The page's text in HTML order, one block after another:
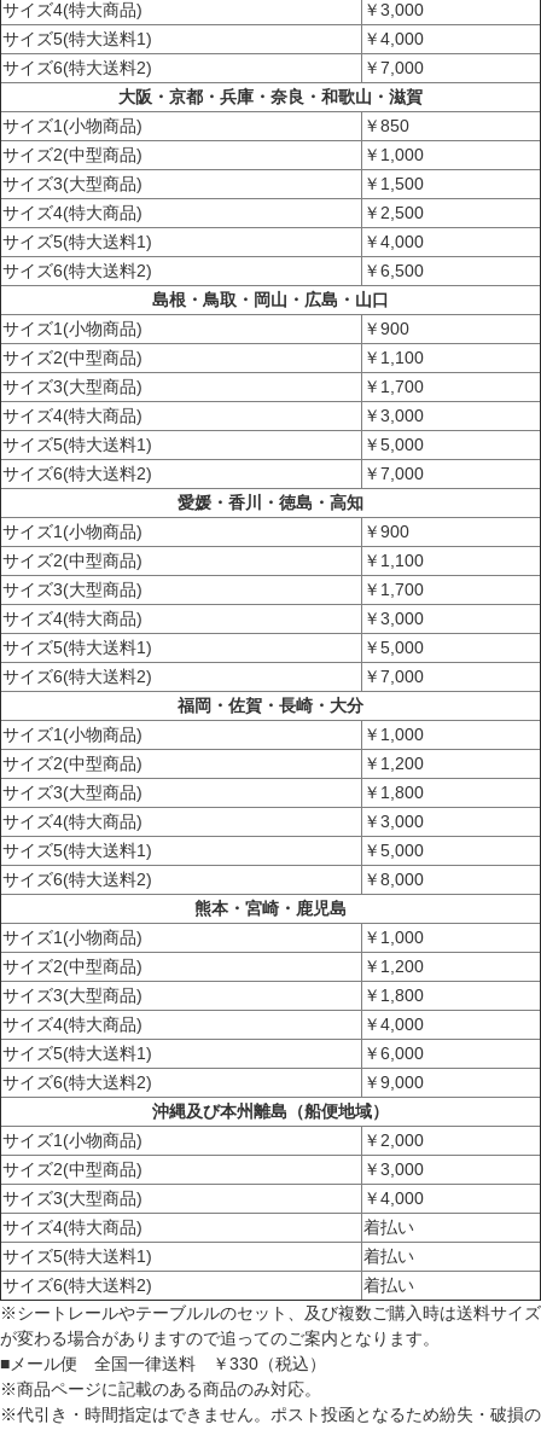
サイズ4(特大商品)
￥3,000
サイズ5(特大送料1)
￥4,000
サイズ6(特大送料2)
￥7,000
大阪・京都・兵庫・奈良・和歌山・滋賀
サイズ1(小物商品)
￥850
サイズ2(中型商品)
￥1,000
サイズ3(大型商品)
￥1,500
サイズ4(特大商品)
￥2,500
サイズ5(特大送料1)
￥4,000
サイズ6(特大送料2)
￥6,500
島根・鳥取・岡山・広島・山口
サイズ1(小物商品)
￥900
サイズ2(中型商品)
￥1,100
サイズ3(大型商品)
￥1,700
サイズ4(特大商品)
￥3,000
サイズ5(特大送料1)
￥5,000
サイズ6(特大送料2)
￥7,000
愛媛・香川・徳島・高知
サイズ1(小物商品)
￥900
サイズ2(中型商品)
￥1,100
サイズ3(大型商品)
￥1,700
サイズ4(特大商品)
￥3,000
サイズ5(特大送料1)
￥5,000
サイズ6(特大送料2)
￥7,000
福岡・佐賀・長崎・大分
サイズ1(小物商品)
￥1,000
サイズ2(中型商品)
￥1,200
サイズ3(大型商品)
￥1,800
サイズ4(特大商品)
￥3,000
サイズ5(特大送料1)
￥5,000
サイズ6(特大送料2)
￥8,000
熊本・宮崎・鹿児島
サイズ1(小物商品)
￥1,000
サイズ2(中型商品)
￥1,200
サイズ3(大型商品)
￥1,800
サイズ4(特大商品)
￥4,000
サイズ5(特大送料1)
￥6,000
サイズ6(特大送料2)
￥9,000
沖縄及び本州離島（船便地域）
サイズ1(小物商品)
￥2,000
サイズ2(中型商品)
￥3,000
サイズ3(大型商品)
￥4,000
サイズ4(特大商品)
着払い
サイズ5(特大送料1)
着払い
サイズ6(特大送料2)
着払い
※シートレールやテーブルルのセット、及び複数ご購入時は送料サイズ
が変わる場合がありますので追ってのご案内となります。
■メール便 全国一律送料 ￥330（税込）
※商品ページに記載のある商品のみ対応。
※代引き・時間指定はできません。ポスト投函となるため紛失・破損の